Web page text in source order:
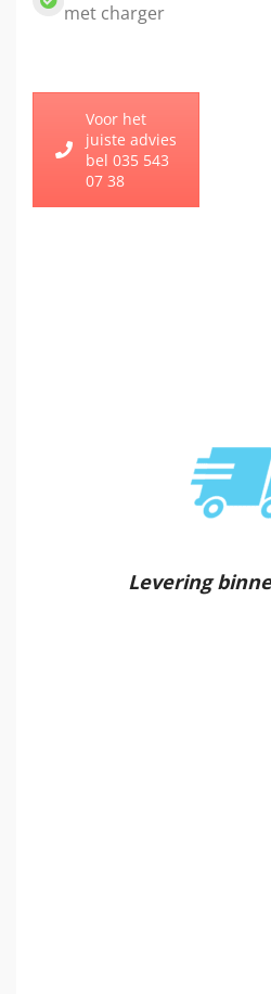
met charger
Voor het
juiste advies
bel 035 543
07 38
Levering